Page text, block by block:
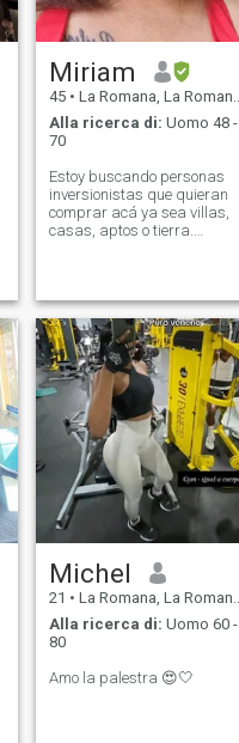
Miriam
45 • La Romana, La Romana, Rep. Dominicana
Alla ricerca di: Uomo 48 -
70
Estoy buscando personas
inversionistas que quieran
comprar acá ya sea villas,
casas, aptos o tierra.
Michel
21 • La Romana, La Romana, Rep. Dominicana
Alla ricerca di: Uomo 60 -
80
Amo la palestra 😍🤍